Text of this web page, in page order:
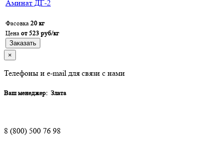
Аминат ДГ-2
Фасовка 20 кг
Цена от 523 руб/кг
Заказать
×
Телефоны и e-mail для связи с нами
Ваш менеджер: Злата
8 (800) 500 76 98